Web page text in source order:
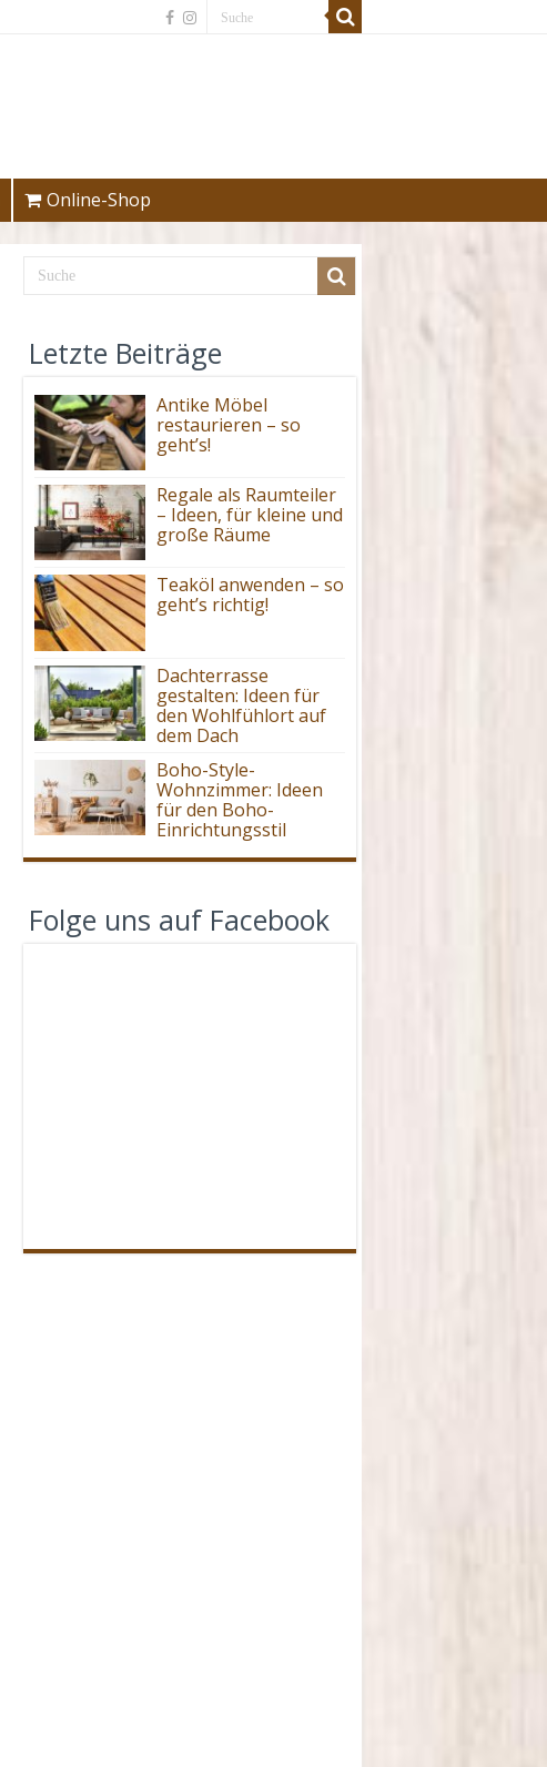
Online-Shop
Letzte Beiträge
Antike Möbel
restaurieren – so
geht’s!
Regale als Raumteiler
– Ideen, für kleine und
große Räume
Teaköl anwenden – so
geht’s richtig!
Dachterrasse
gestalten: Ideen für
den Wohlfühlort auf
dem Dach
Boho-Style-
Wohnzimmer: Ideen
für den Boho-
Einrichtungsstil
Folge uns auf Facebook